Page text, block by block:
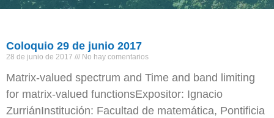
Coloquio 29 de junio 2017
28 de junio de 2017 No hay comentarios
Matrix-valued spectrum and Time and band limiting
for matrix-valued functionsExpositor: Ignacio
ZurriánInstitución: Facultad de matemática, Pontificia